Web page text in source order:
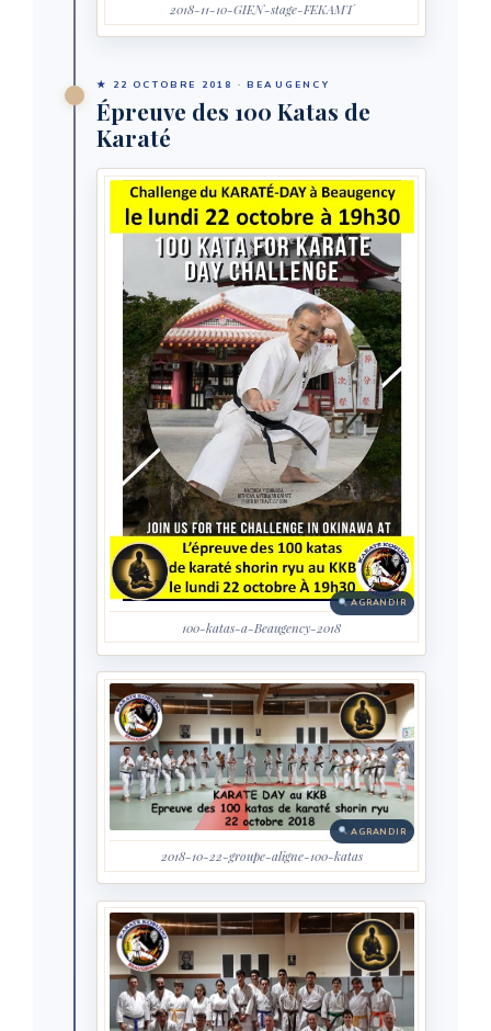
2018-11-10-GIEN-stage-FEKAMT
★ 22 OCTOBRE 2018 · BEAUGENCY
Épreuve des 100 Katas de
Karaté
AGRANDIR
100-katas-a-Beaugency-2018
AGRANDIR
2018-10-22-groupe-aligne-100-katas